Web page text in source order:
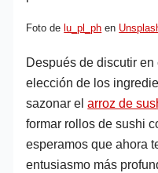
Foto de lu_pl_ph en
Después de discutir
elección de los
sazonar elarroz de
formar rollos de sushi
esperamos que ahora
entusiasmo más